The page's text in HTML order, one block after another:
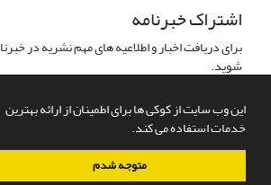
این وب سایت از کوکی ها برای اطمینان از ارائه بهترین
خدمات استفاده می کند.
متوجه شدم
اشتراک خبرنامه
برای دریافت اخبار و اطلاعیه های مهم نشریه در
شوید.